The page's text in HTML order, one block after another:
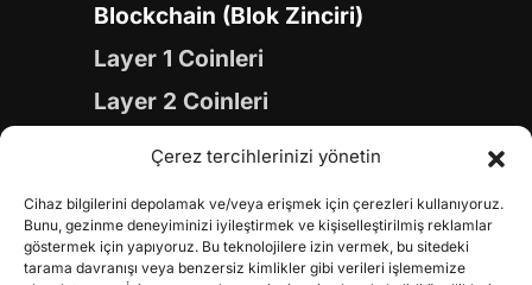
Çerez tercihlerinizi yönetin
Cihaz bilgilerini depolamak ve/veya erişmek için çerezleri kullanıyoruz.
Bunu, gezinme deneyiminizi iyileştirmek ve kişiselleştirilmiş reklamlar
göstermek için yapıyoruz. Bu teknolojilere izin vermek, bu sitedeki
tarama davranışı veya benzersiz kimlikler gibi verileri işlememize
Blockchain (Blok Zinciri)
Layer 1 Coinleri
Layer 2 Coinleri
Yapay Zeka (AI) Coinleri
Gaming Coinleri
RWA Coinleri